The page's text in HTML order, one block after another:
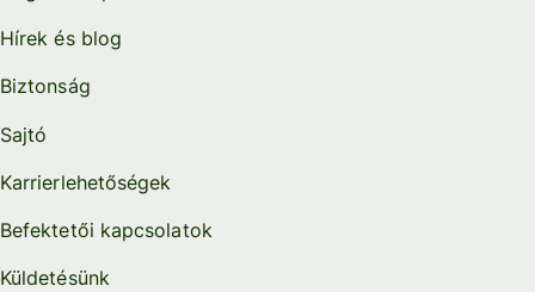
Hírek és blog
Biztonság
Sajtó
Karrierlehetőségek
Befektetői kapcsolatok
Küldetésünk